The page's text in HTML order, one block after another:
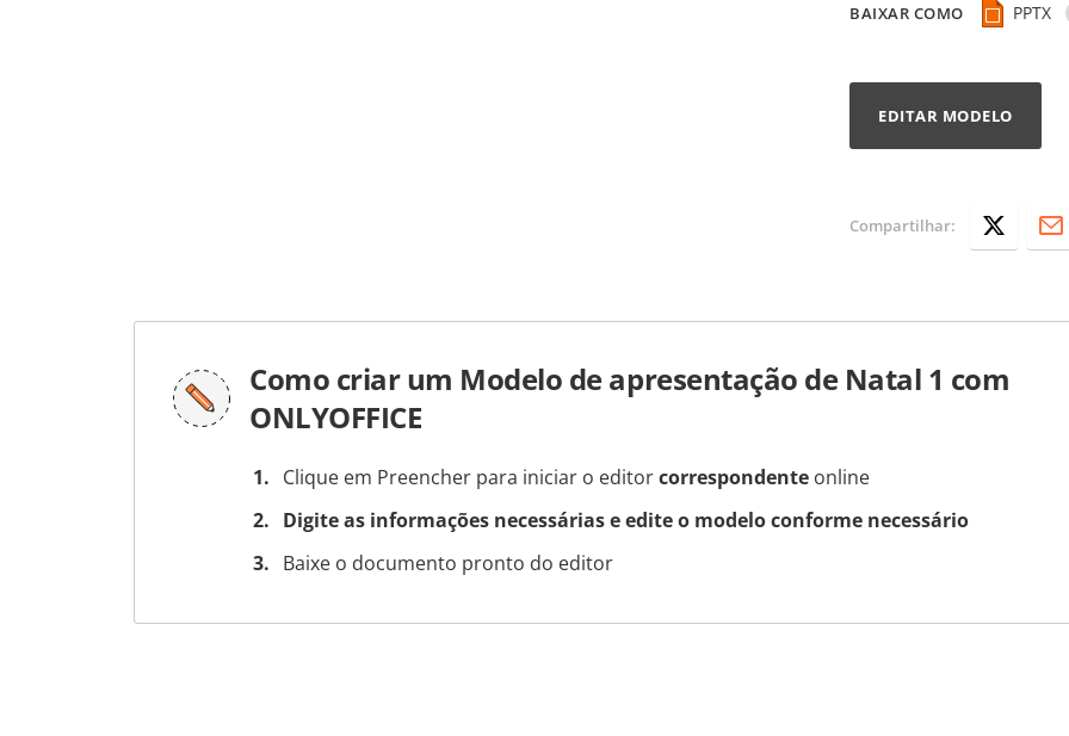
BAIXAR COMO PPTX
EDITAR MODELO
Compartilhar:
Como criar um Modelo de apresentação de Natal 1 com
ONLYOFFICE
Clique em Preencher para iniciar o editorcorrespondente online
Digite as informações necessárias e edite o modelo conforme necessário
Baixe o documento pronto do editor